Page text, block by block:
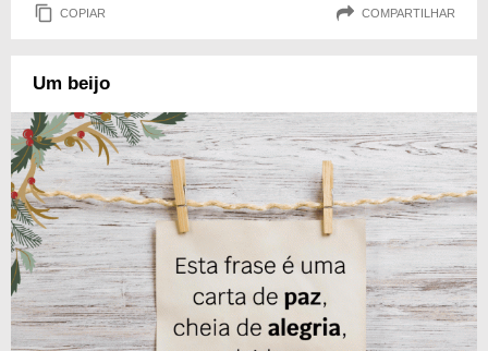
COPIAR COMPARTILHAR
Um beijo